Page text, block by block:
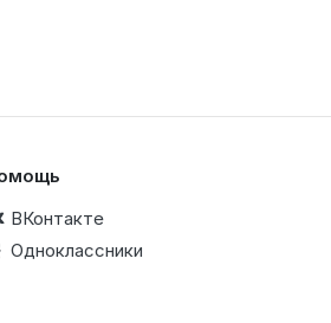
ВКонтакте
Одноклассники